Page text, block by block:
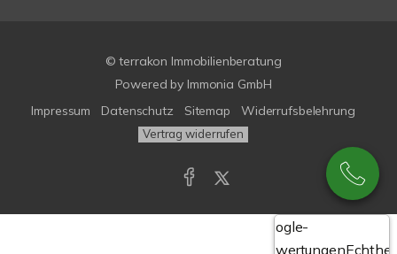
© terrakon Immobilienberatung
Powered by Immonia GmbH
Impressum
Datenschutz Sitemap Widerrufsbelehrung
Vertrag widerrufen
Google-
Bewertungen